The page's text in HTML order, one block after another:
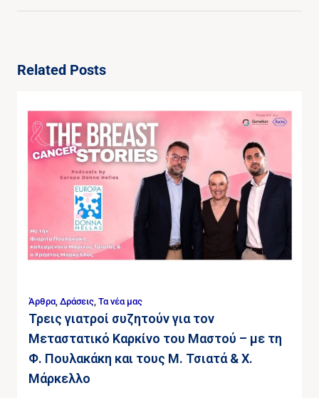
Related Posts
Άρθρα, Δράσεις, Τα νέα μας
Τρεις γιατροί συζητούν για τον
Μεταστατικό Καρκίνο του Μαστού – με τη
Φ. Πουλακάκη και τους Μ. Τσιατά & Χ.
Μάρκελλο